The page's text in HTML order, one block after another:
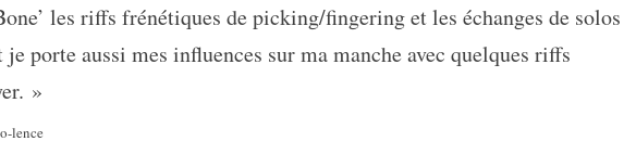
les riffs frénétiques de picking/fingering et les échanges de solos
porte aussi mes influences sur ma manche avec quelques riffs
»
lence